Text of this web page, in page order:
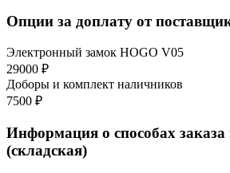
Опции за доплату от
Электронный замок HOGO V05
29000 ₽
Доборы и комплект наличников
7500 ₽
Информация о способах заказа
(складская)